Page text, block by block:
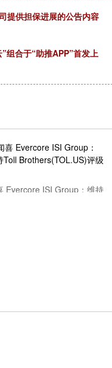
提供担保进展的公告内容
组合于“助推APP”首发上
Evercore ISI Group：维持